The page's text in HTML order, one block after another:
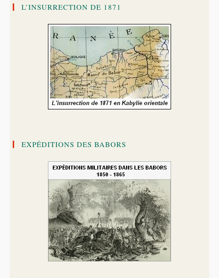
L’INSURRECTION DE 1871
EXPÉDITIONS DES BABORS